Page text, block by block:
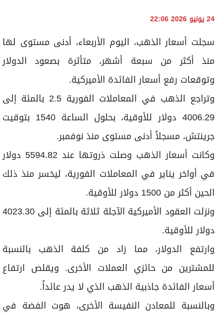
كاريكتير
برامج
عدد اليوم
مواقيت الصلاة
الأحوال الجوية
24 يونيو 2026 22:06
سجلت أسعار الذهب، اليوم الأربعاء، أدنى مستوى لها
منذ أكثر من سبعة أشهر، متأثرة بصعود الدولار
وتوقعات رفع أسعار الفائدة الأميركية.
وتراجع الذهب في المعاملات الفورية 2.5 بالمئة إلى
4006.29 دولار للأوقية، بحلول الساعة 1540 بتوقيت
جرينتش، مسجلاً أدنى مستوى منذ نوفمبر.
وكانت أسعار الذهب وصلت ذروتها عند 5594.82 دولار
في أواخر يناير في المعاملات الفورية، ليخسر منذ ذلك
الحين أكثر من 1500 دولار للأوقية.
ونزلت العقود الأميركية الآجلة ثلاثة بالمئة إلى 4023.30
دولار للأوقية.
وارتفع الدولار، مما زاد من كلفة الذهب بالنسبة
للمشترين من حائزي العملات الأخرى. ويقلص ارتفاع
أسعار الفائدة جاذبية الذهب الذي لا يدر عائداً.
وبالنسبة للمعادن النفيسة الأخرى، هوت الفضة في